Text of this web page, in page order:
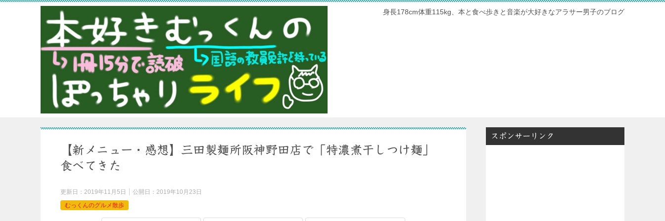
身長178cm体重115kg、本と食べ歩きと音楽が大好きなアラサー男子のブログ
【新メニュー・感想】三田製麺所阪神野田店で「特濃煮干しつけ麺」
食べてきた
更新日： 2019年11月5日 公開日： 2019年10月23日
むっくんのグルメ散歩
スポンサーリンク